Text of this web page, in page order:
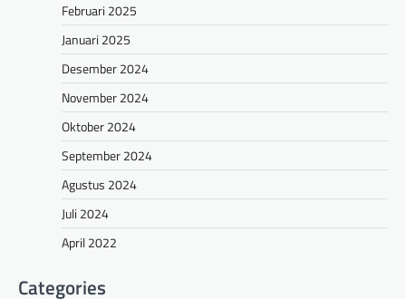
Februari 2025
Januari 2025
Desember 2024
November 2024
Oktober 2024
September 2024
Agustus 2024
Juli 2024
April 2022
Categories